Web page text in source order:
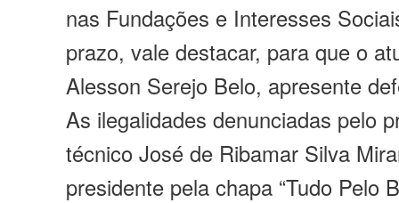
nas Fundações e Interesses
prazo, vale destacar, para que o
Alesson Serejo Belo, apresente
As ilegalidades denunciadas pelo
técnico José de Ribamar Silva
presidente pela chapa “Tudo Pelo